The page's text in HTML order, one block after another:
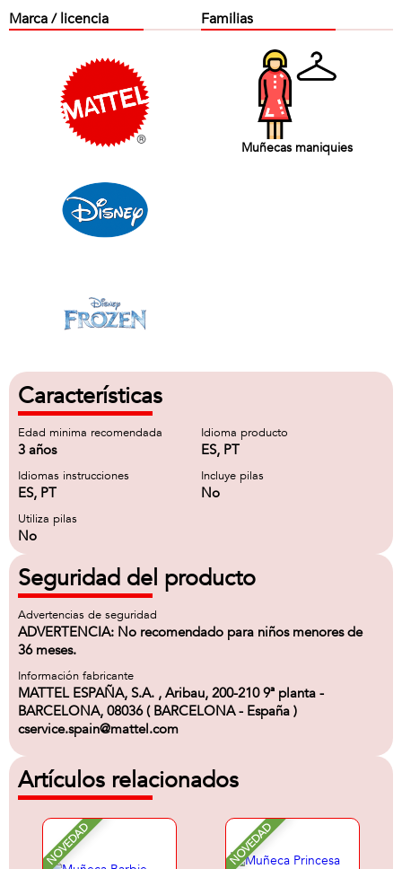
Marca / licencia Familias
Muñecas maniquies
Características
Edad minima recomendada
3 años
Idioma producto
ES, PT
Idiomas instrucciones
ES, PT
Incluye pilas
No
Utiliza pilas
No
Seguridad del producto
Advertencias de seguridad
ADVERTENCIA: No recomendado para niños menores de
36 meses.
Información fabricante
MATTEL ESPAÑA, S.A. , Aribau, 200-210 9ª planta -
BARCELONA, 08036 ( BARCELONA - España )
cservice.spain@mattel.com
Artículos relacionados
NOVEDAD NOVEDAD